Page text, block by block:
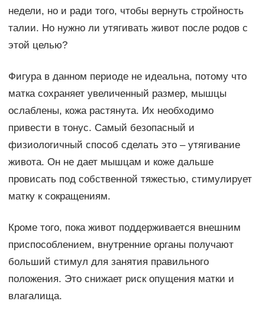
недели, но и ради того, чтобы вернуть стройность
талии. Но нужно ли утягивать живот после родов с
этой целью?
Фигура в данном периоде не идеальна, потому что
матка сохраняет увеличенный размер, мышцы
ослаблены, кожа растянута. Их необходимо
привести в тонус. Самый безопасный и
физиологичный способ сделать это – утягивание
живота. Он не дает мышцам и коже дальше
провисать под собственной тяжестью, стимулирует
матку к сокращениям.
Кроме того, пока живот поддерживается внешним
приспособлением, внутренние органы получают
больший стимул для занятия правильного
положения. Это снижает риск опущения матки и
влагалища.